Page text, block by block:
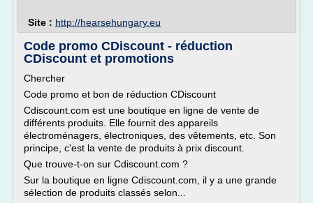
Site : http://hearsehungary.eu
Code promo CDiscount - réduction
CDiscount et promotions
Chercher
Code promo et bon de réduction CDiscount
Cdiscount.com est une boutique en ligne de vente de
différents produits. Elle fournit des appareils
électroménagers, électroniques, des vêtements, etc. Son
principe, c'est la vente de produits à prix discount.
Que trouve-t-on sur Cdiscount.com ?
Sur la boutique en ligne Cdiscount.com, il y a une grande
sélection de produits classés selon...